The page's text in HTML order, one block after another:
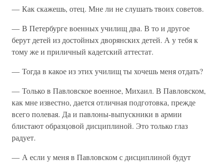
— Как скажешь, отец. Мне ли не слушать твоих советов.
— В Петербурге военных училищ два. В то и другое
берут детей из достойных дворянских детей. А у тебя к
тому же и приличный кадетский аттестат.
— Тогда в какое из этих училищ ты хочешь меня отдать?
— Только в Павловское военное, Михаил. В Павловском,
как мне известно, дается отличная подготовка, прежде
всего полевая. Да и павлоны-выпускники в армии
блистают образцовой дисциплиной. Это только глаз
радует.
— А если у меня в Павловском с дисциплиной будут